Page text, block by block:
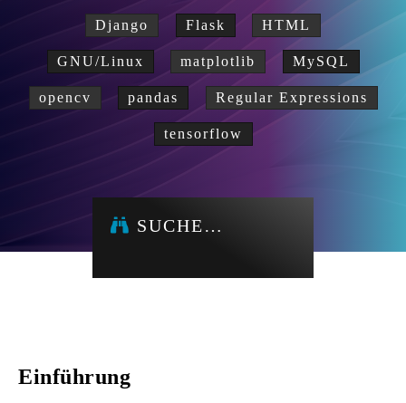
Django Flask HTML
GNU/Linux matplotlib MySQL
opencv pandas Regular Expressions
tensorflow
SUCHE…
Einführung